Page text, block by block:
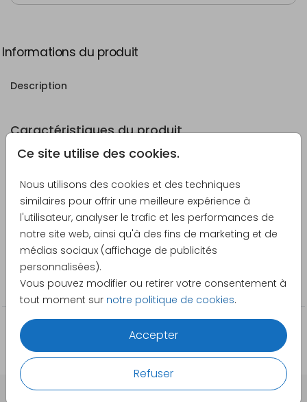
Ce site utilise des cookies.
Nous utilisons des cookies et des techniques
similaires pour offrir une meilleure expérience à
l'utilisateur, analyser le trafic et les performances de
notre site web, ainsi qu'à des fins de marketing et de
médias sociaux (affichage de publicités
personnalisées).
Vous pouvez modifier ou retirer votre consentement à
tout moment sur notre politique de cookies.
Accepter
Refuser
Informations du produit
Description
Caractéristiques du produit
taille S (L x l x H) :
40 x 32 x 15 cm (intérieur)
Poids valise taille S
environ 1,58 kg
Dimensions valise
taille L (L x l x H) :
50 x 35 x 17 cm (extérieur) et
Poids valise taille L :
environ 1,84 kg
Marque :
Bulbby
Matériau :
Polyester
Poignée télescopique,
discrètement rangée dans
Voir plus
Créateur
Made for Moments
Catégorie
Valise à roulettes